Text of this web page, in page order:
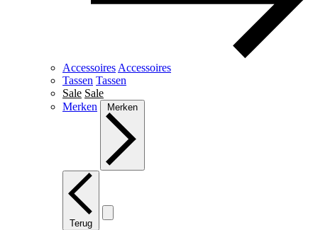
Accessoires Accessoires
Tassen Tassen
Sale Sale
Merken
Merken
Terug